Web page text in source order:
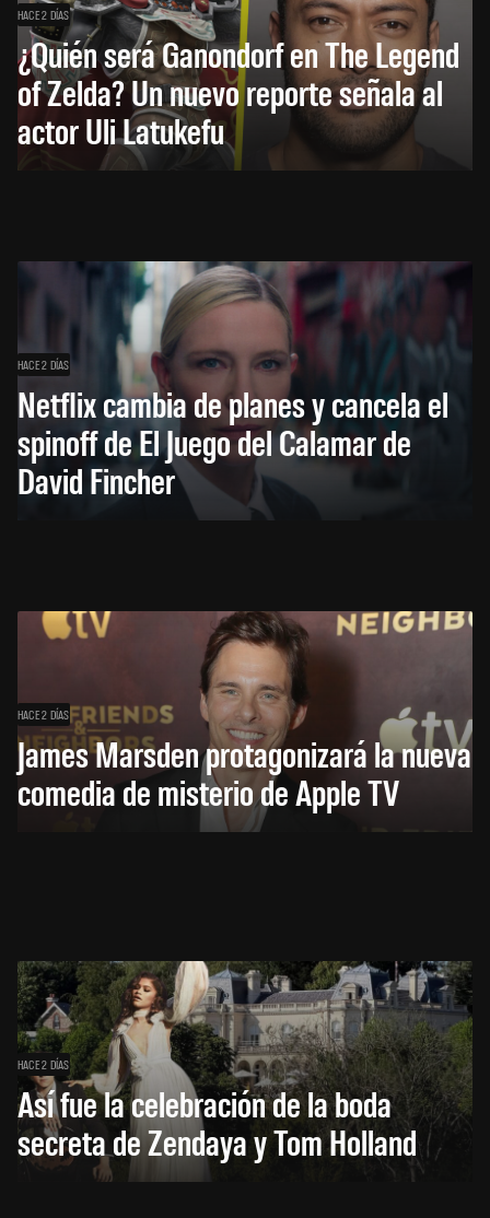
HACE 2 DÍAS
¿Quién será Ganondorf en The Legend
of Zelda? Un nuevo reporte señala al
actor Uli Latukefu
HACE 2 DÍAS
Netflix cambia de planes y cancela el
spinoff de El Juego del Calamar de
David Fincher
HACE 2 DÍAS
James Marsden protagonizará la nueva
comedia de misterio de Apple TV
HACE 2 DÍAS
Así fue la celebración de la boda
secreta de Zendaya y Tom Holland